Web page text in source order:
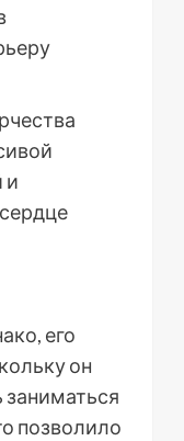
и
его
он
позволило